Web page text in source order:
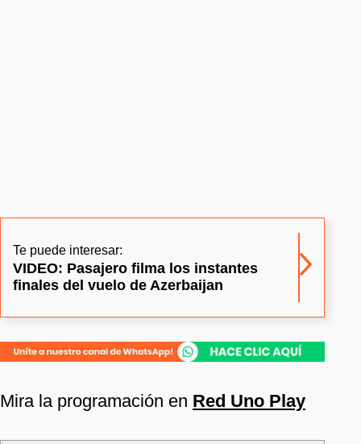
Te puede interesar:
VIDEO: Pasajero filma los instantes
finales del vuelo de Azerbaijan
Mira la programación en Red Uno Play